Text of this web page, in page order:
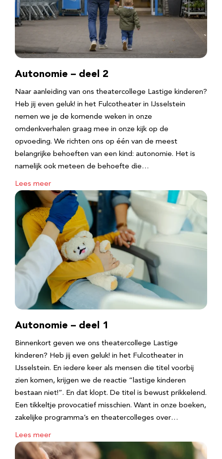
Autonomie – deel 2
Naar aanleiding van ons theatercollege Lastige kinderen?
Heb jij even geluk! in het Fulcotheater in IJsselstein
nemen we je de komende weken in onze
omdenkverhalen graag mee in onze kijk op de
opvoeding. We richten ons op één van de meest
belangrijke behoeften van een kind: autonomie. Het is
namelijk ook meteen de behoefte die…
Lees meer
Autonomie – deel 1
Binnenkort geven we ons theatercollege Lastige
kinderen? Heb jij even geluk! in het Fulcotheater in
IJsselstein. En iedere keer als mensen die titel voorbij
zien komen, krijgen we de reactie “lastige kinderen
bestaan niet!”. En dat klopt. De titel is bewust prikkelend.
Een tikkeltje provocatief misschien. Want in onze boeken,
zakelijke programma’s en theatercolleges over…
Lees meer